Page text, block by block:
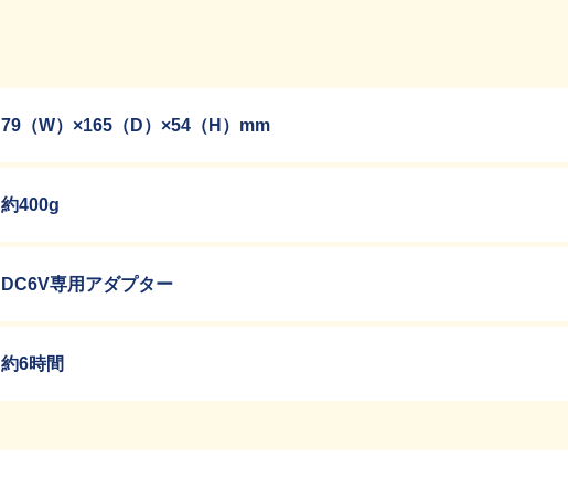
79（W）×165（D）×54（H）mm
約400g
DC6V専用アダプター
約6時間